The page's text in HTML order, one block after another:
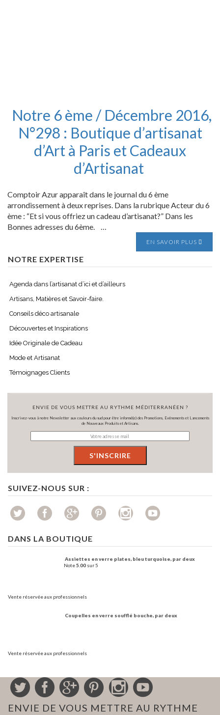
Notre 6 ème / Décembre 2016,
N°298 : Boutique d’artisanat
d’Art à Paris et Cadeaux
d’Artisanat
Comptoir Azur apparaît dans le journal du 6 ème
arrondissement à deux reprises. Dans la rubrique Acteur du 6
ème : “Et si vous offriez un cadeau d’artisanat?” Dans les
Bonnes adresses du 6ème. …
EN SAVOIR PLUS
NOTRE EXPERTISE
Agenda dans l’artisanat d’ici et d’ailleurs
Artisans, Matières et Savoir-faire.
Conseils déco artisanale
Découvertes et Inspirations
Idée Originale de Cadeau
Mode et Artisanat
Témoignages Clients
ENVIE DE VOUS METTRE AU RYTHME MÉDITERRANÉEN ?
Inscrivez-vous à notre Newsletter aux couleurs du sud pour être informé(e) des Promotions, Evénements et Lancements
de Nouveaux Produits et Artisans.
SUIVEZ-NOUS SUR :
DANS LA BOUTIQUE
Assiettes en verre plates, bleu turquoise, par deux
Note5.00 sur 5
Vente réservée aux professionnels
Coupelles en verre soufflé bouche, par deux
Vente réservée aux professionnels
ENVIE DE VOUS METTRE AU RYTHME